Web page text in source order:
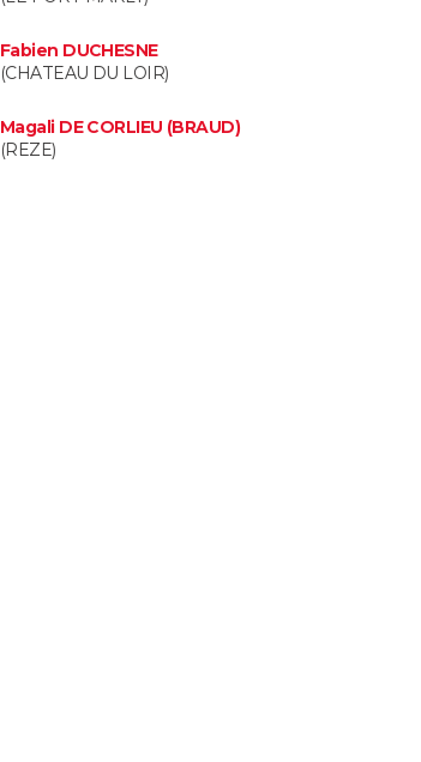
Fabien DUCHESNE
(CHATEAU DU LOIR)
Magali DE CORLIEU (BRAUD)
(REZE)